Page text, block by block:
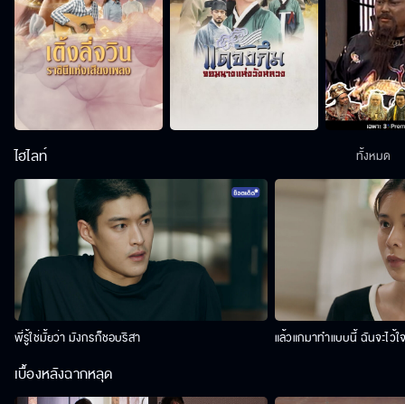
ไฮไลท์
พี่รู้ใช่มั้ยว่า มังกรก็ชอบริสา แล้วแกมาทำแบบนี้ ฉันจะไว้ใ
ทั้งหมด
เบื้องหลังฉากหลุด